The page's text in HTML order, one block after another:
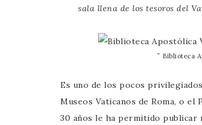
sala llena de los tesoros del
” Biblioteca
Es uno de los pocos
Museos Vaticanos de Roma, o
30 años le ha permitido publicar